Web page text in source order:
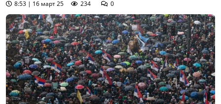
8:53 | 16 март 25
234 0